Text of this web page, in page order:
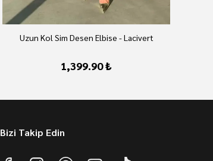
Uzun Kol Sim Desen Elbise - Lacivert
1,399.90 ₺
Bizi Takip Edin